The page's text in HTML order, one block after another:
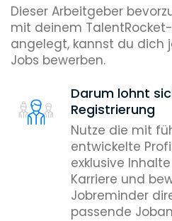
Dieser Arbeitgeber
mit deinem TalentRocket-
angelegt, kannst du dich
Jobs bewerben.
Darum lohnt
Registrierung
Nutze die mit
entwickelte
exklusive
Karriere und
Jobreminder
passende